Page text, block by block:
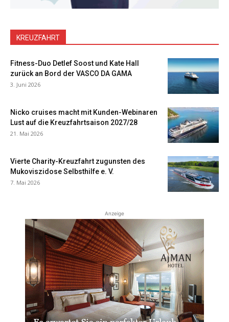
KREUZFAHRT
Fitness-Duo Detlef Soost und Kate Hall
zurück an Bord der VASCO DA GAMA
3. Juni 2026
Nicko cruises macht mit Kunden-Webinaren
Lust auf die Kreuzfahrtsaison 2027/28
21. Mai 2026
Vierte Charity-Kreuzfahrt zugunsten des
Mukoviszidose Selbsthilfe e. V.
7. Mai 2026
Anzeige